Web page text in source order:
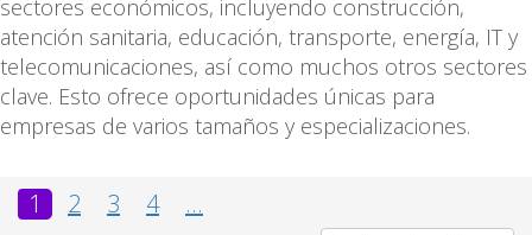
sectores económicos, incluyendo construcción,
atención sanitaria, educación, transporte, energía, IT y
telecomunicaciones, así como muchos otros sectores
clave. Esto ofrece oportunidades únicas para
empresas de varios tamaños y especializaciones.
1 2 3 4 ...